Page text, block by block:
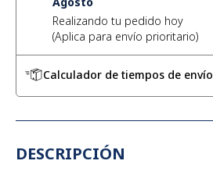
Realizando tu pedido hoy
Calculador de tiempos de envío
DESCRIPCIÓN